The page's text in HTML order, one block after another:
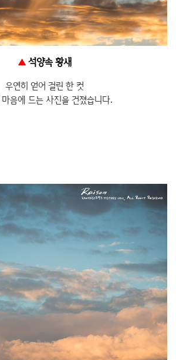
▲석양속 황새
우연히 얻어 걸린 한 컷
마음에 드는 사진을 건졌습니다.